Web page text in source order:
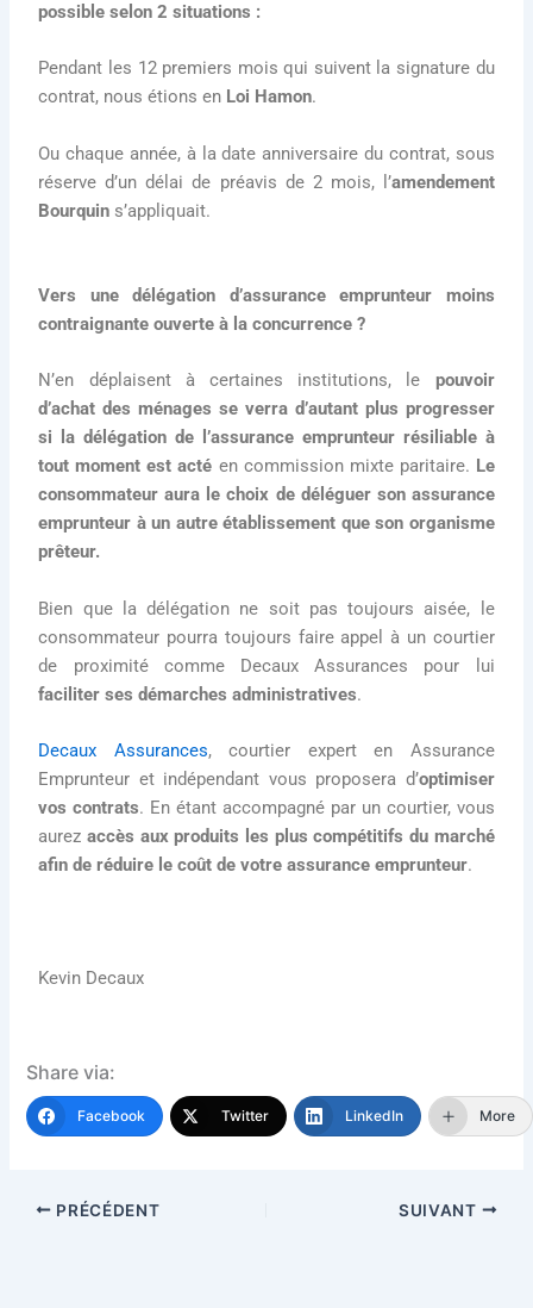
possible selon 2 situations :
Pendant les 12 premiers mois qui suivent la signature du
contrat, nous étions en Loi Hamon.
Ou chaque année, à la date anniversaire du contrat, sous
réserve d’un délai de préavis de 2 mois, l’amendement
Bourquin s’appliquait.
Vers une délégation d’assurance emprunteur moins
contraignante ouverte à la concurrence ?
N’en déplaisent à certaines institutions, le pouvoir
d’achat des ménages se verra d’autant plus progresser
si la délégation de l’assurance emprunteur résiliable à
tout moment est acté en commission mixte paritaire. Le
consommateur aura le choix de déléguer son assurance
emprunteur à un autre établissement que son organisme
prêteur.
Bien que la délégation ne soit pas toujours aisée, le
consommateur pourra toujours faire appel à un courtier
de proximité comme Decaux Assurances pour lui
faciliter ses démarches administratives.
Decaux Assurances, courtier expert en Assurance
Emprunteur et indépendant vous proposera d’optimiser
vos contrats. En étant accompagné par un courtier, vous
aurezaccès aux produits les plus compétitifs du marché
afin de réduire le coût de votre assurance emprunteur.
Kevin Decaux
Share via:
Facebook Twitter LinkedIn More
PRÉCÉDENT SUIVANT